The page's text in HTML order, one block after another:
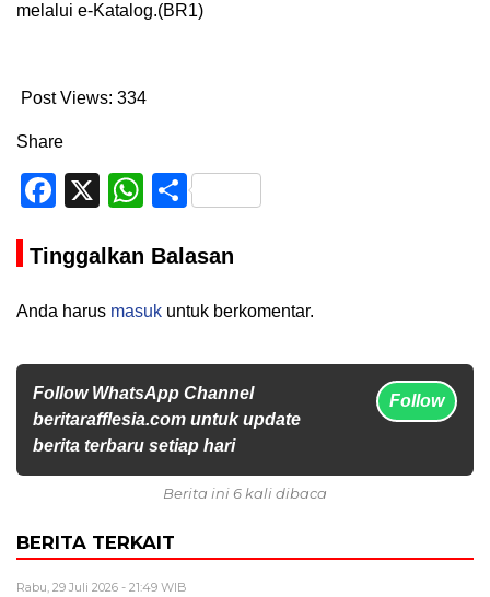
melalui e-Katalog.(BR1)
Post Views: 334
Share
Facebook
X WhatsApp
Share
Tinggalkan Balasan
Anda harus masuk untuk berkomentar.
Follow WhatsApp Channel
beritarafflesia.com untuk update
berita terbaru setiap hari
Follow
Berita ini 6 kali dibaca
BERITA TERKAIT
Rabu, 29 Juli 2026 - 21:49 WIB